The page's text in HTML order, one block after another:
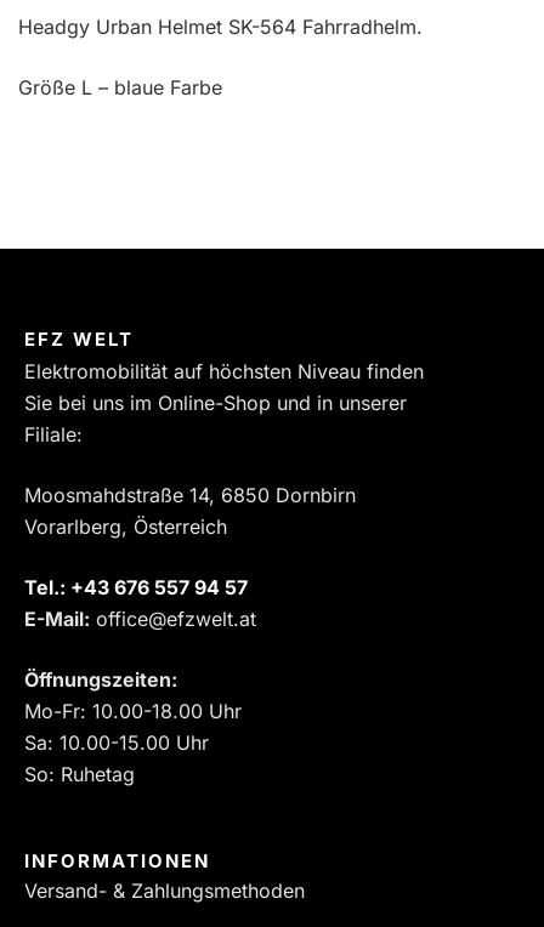
Headgy Urban Helmet SK-564 Fahrradhelm.
Größe L – blaue Farbe
EFZ WELT
Elektromobilität auf höchsten Niveau finden
Sie bei uns im Online-Shop und in unserer
Filiale:
Moosmahdstraße 14, 6850 Dornbirn
Vorarlberg, Österreich
Tel.: ‎+43 676 557 94 57
E-Mail: office@efzwelt.at
Öffnungszeiten:
Mo-Fr: 10.00-18.00 Uhr
Sa: 10.00-15.00 Uhr
So: Ruhetag
INFORMATIONEN
Versand- & Zahlungsmethoden